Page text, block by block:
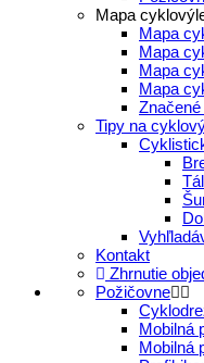
Mapa
Mapa
Mapa
Mapa
Mapa
Tipy na
Kontakt
Zhrnutie
Požičovne
Mobilná
Mobilná